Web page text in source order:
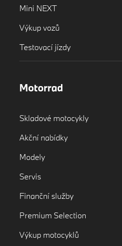
Mini NEXT
Výkup vozů
Testovací jízdy
Motorrad
Skladové motocykly
Akční nabídky
Modely
Servis
Finanční služby
Premium Selection
Výkup motocyklů